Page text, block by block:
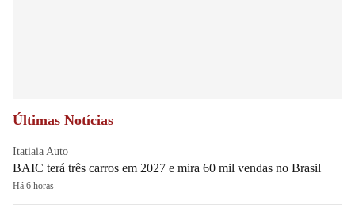
Últimas Notícias
Itatiaia Auto
BAIC terá três carros em 2027 e mira 60 mil vendas no Brasil
Há 6 horas